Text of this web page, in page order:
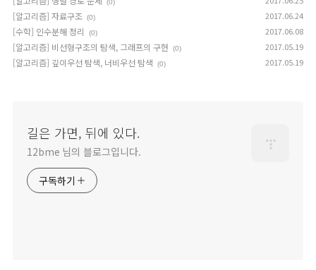
(0)
[알고리즘] 자료구조 (0) 2017.06.24
[수학] 인수분해 정리 (0) 2017.06.08
[알고리즘] 비선형구조의 탐색, 그래프의 구현 (0) 2017.05.19
[알고리즘] 깊이우선 탐색, 너비우선 탐색 (0) 2017.05.19
길은 가면, 뒤에 있다.
12bme 님의 블로그입니다.
구독하기